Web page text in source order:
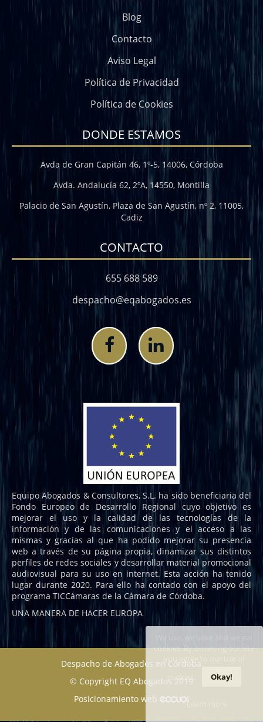
cookies. By browsing our site
you agree to our use of
cookies.
Okay!
Learn more
Blog
Contacto
Aviso Legal
Política de Privacidad
Política de Cookies
DONDE ESTAMOS
Avda de Gran Capitán 46, 1º-5, 14006, Córdoba
Avda. Andalucía 62, 2ºA, 14550, Montilla
Palacio de San Agustín, Plaza de San Agustín, nº 2, 11005,
Cadiz
CONTACTO
655 688 589
despacho@eqabogados.es
Equipo Abogados & Consultores, S.L. ha sido beneficiaria del
Fondo Europeo de Desarrollo Regional cuyo objetivo es
mejorar el uso y la calidad de las tecnologías de la
información y de las comunicaciones y el acceso a las
mismas y gracias al que ha podido mejorar su presencia
web a través de su página propia, dinamizar sus distintos
perfiles de redes sociales y desarrollar material promocional
audiovisual para su uso en internet. Esta acción ha tenido
lugar durante 2020. Para ello ha contado con el apoyo del
programa TICCámaras de la Cámara de Córdoba.
UNA MANERA DE HACER EUROPA
Despacho de Abogados en Córdoba
© Copyright EQ Abogados 2019
Posicionamiento web